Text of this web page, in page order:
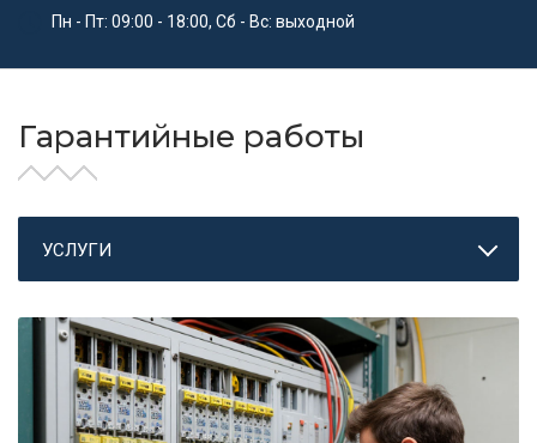
Пн - Пт: 09:00 - 18:00, Сб - Вс: выходной
Гарантийные работы
УСЛУГИ